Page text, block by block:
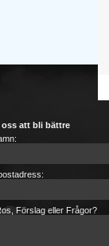
oss att bli bättre
Förslag eller Frågor?